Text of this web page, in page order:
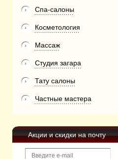
Спа-салоны
Косметология
Массаж
Студия загара
Тату салоны
Частные мастера
Акции и скидки на почту